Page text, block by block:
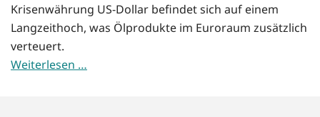
Krisenwährung US-Dollar befindet sich auf einem
Langzeithoch, was Ölprodukte im Euroraum zusätzlich
verteuert.
Weiterlesen …